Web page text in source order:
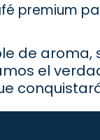
premium
de
el